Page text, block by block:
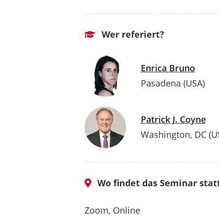
Wer referiert?
Enrica Bruno
Pasadena (USA)
Patrick J. Coyne
Washington, DC
Wo findet das Seminar
Zoom, Online